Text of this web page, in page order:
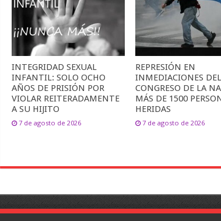
INTEGRIDAD SEXUAL
INFANTIL: SOLO OCHO
AÑOS DE PRISIÓN POR
VIOLAR REITERADAMENTE
A SU HIJITO
7 de agosto de 2026
REPRESIÓN EN
INMEDIACIONES DEL
CONGRESO DE LA
MÁS DE 1500
HERIDAS
7 de agosto de 2026